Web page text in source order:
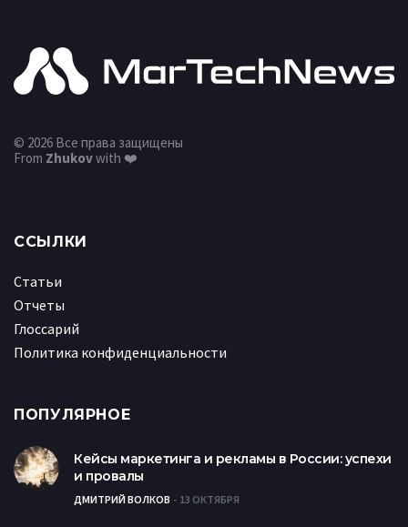
© 2026 Все права защищены
From Zhukovwith ❤️
ССЫЛКИ
Статьи
Отчеты
Глоссарий
Политика конфиденциальности
ПОПУЛЯРНОЕ
Кейсы маркетинга и рекламы в России: успехи
и провалы
ДМИТРИЙ ВОЛКОВ 13 ОКТЯБРЯ